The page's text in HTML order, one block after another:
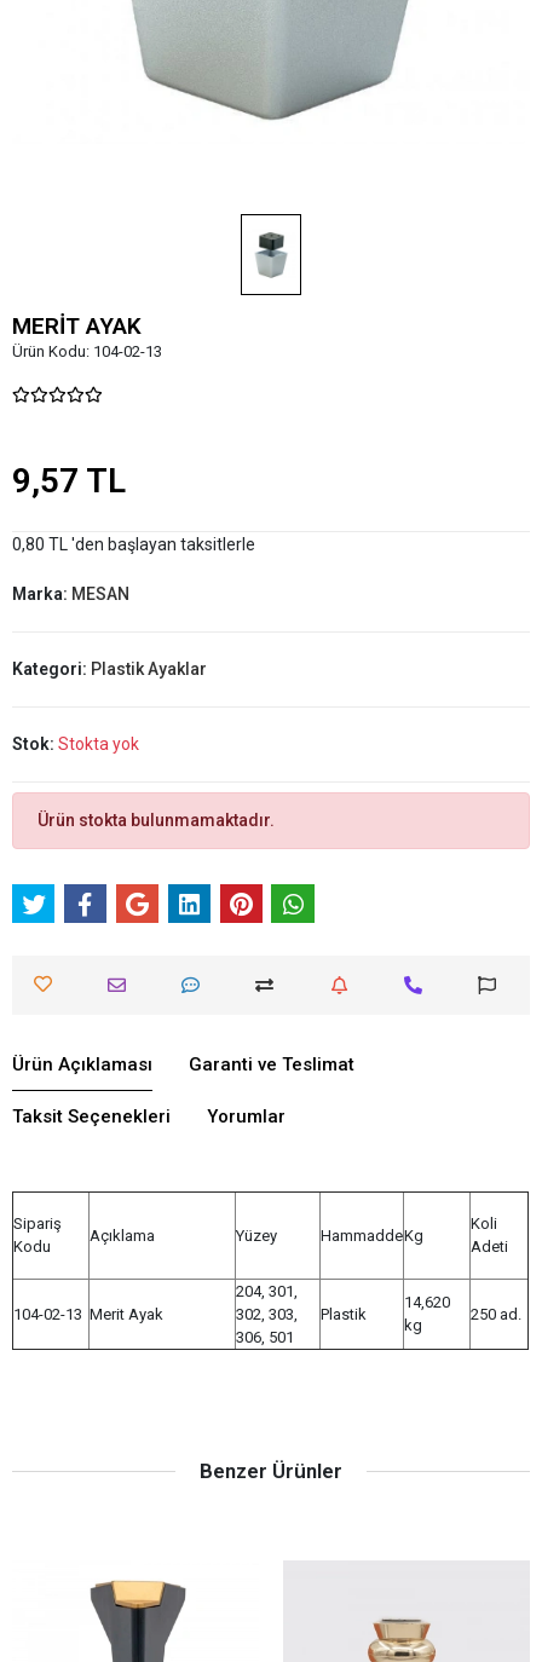
MERİT AYAK
Ürün Kodu: 104-02-13
9,57 TL
0,80 TL 'den başlayan taksitlerle
Marka: MESAN
Kategori: Plastik Ayaklar
Stok: Stokta yok
Ürün stokta bulunmamaktadır.
Ürün Açıklaması Garanti ve Teslimat
Taksit Seçenekleri Yorumlar
Sipariş
Kodu
Açıklama Yüzey HammaddeKg
Koli
Adeti
104-02-13 Merit Ayak
204, 301,
302, 303,
306, 501
Plastik
14,620
kg
250 ad.
Benzer Ürünler